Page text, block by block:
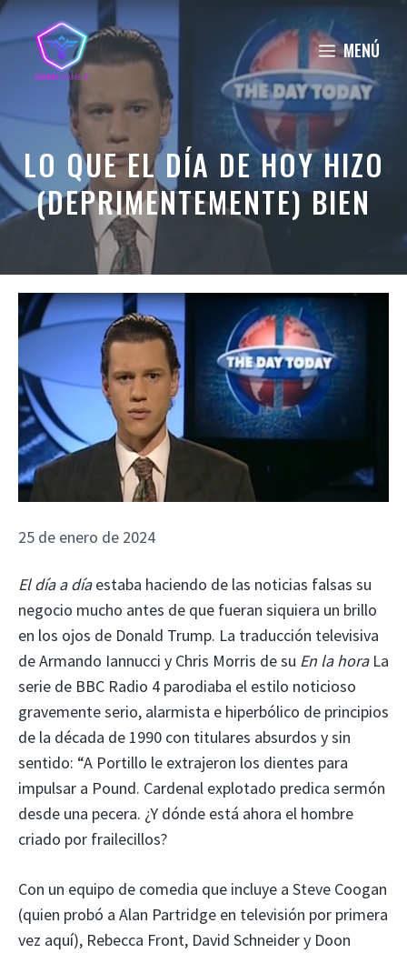
Saltar
al
contenido
MENÚ
LO QUE EL DÍA DE HOY HIZO
(DEPRIMENTEMENTE) BIEN
25 de enero de 2024
El día a díaestaba haciendo de las noticias falsas su
negocio mucho antes de que fueran siquiera un brillo
en los ojos de Donald Trump. La traducción televisiva
de Armando Iannucci y Chris Morris de su En la horaLa
serie de BBC Radio 4 parodiaba el estilo noticioso
gravemente serio, alarmista e hiperbólico de principios
de la década de 1990 con titulares absurdos y sin
sentido: “A Portillo le extrajeron los dientes para
impulsar a Pound. Cardenal explotado predica sermón
desde una pecera. ¿Y dónde está ahora el hombre
criado por frailecillos?
Con un equipo de comedia que incluye a Steve Coogan
(quien probó a Alan Partridge en televisión por primera
vez aquí), Rebecca Front, David Schneider y Doon